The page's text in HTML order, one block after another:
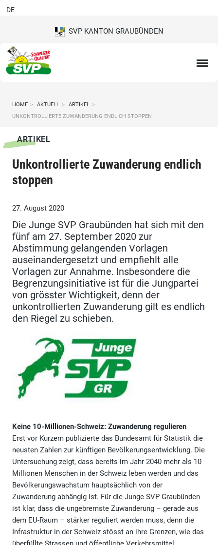
SVP KANTON GRAUBÜNDEN
DE
HOME > AKTUELL > ARTIKEL >
UNKONTROLLIERTE ZUWANDERUNG ENDLICH STOPPEN
ARTIKEL
Unkontrollierte Zuwanderung endlich
stoppen
27. August 2020
Die Junge SVP Graubünden hat sich mit den
fünf am 27. September 2020 zur
Abstimmung gelangenden Vorlagen
auseinandergesetzt und empfiehlt alle
Vorlagen zur Annahme. Insbesondere die
Begrenzungsinitiative ist für die Jungpartei
von grösster Wichtigkeit, denn der
unkontrollierten Zuwanderung gilt es endlich
den Riegel zu schieben.
Keine 10-Millionen-Schweiz: Zuwanderung regulieren
Erst vor Kurzem publizierte das Bundesamt für Statistik die
neusten Zahlen zur künftigen Bevölkerungsentwicklung. Die
Untersuchung zeigt, dass bereits im Jahr 2040 mehr als 10
Millionen Menschen in der Schweiz leben werden und das
Bevölkerungswachstum hauptsächlich von der
Zuwanderung abhängig ist. Für die Junge SVP Graubünden
ist klar, dass die ungebremste Zuwanderung – gerade aus
dem EU-Raum – stärker reguliert werden muss, denn die
Infrastruktur in der Schweiz stösst an ihre Grenzen, wie das